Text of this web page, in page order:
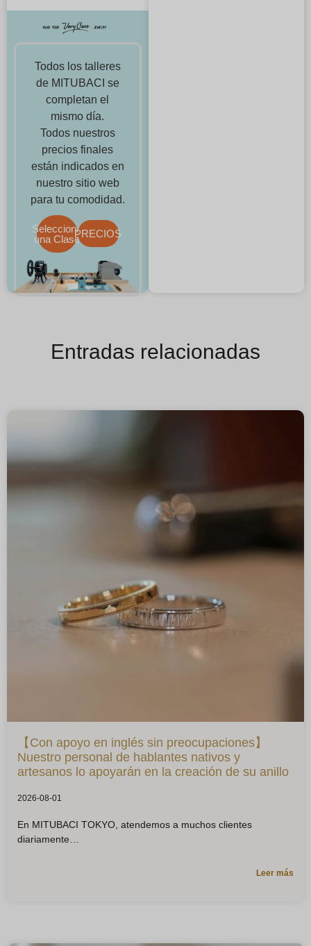
Todos los talleres
de MITUBACI se
completan el
mismo día.
Todos nuestros
precios finales
están indicados en
nuestro sitio web
para tu comodidad.
Selecciona
una ClasePRECIOS
Entradas relacionadas
【Con apoyo en inglés sin preocupaciones】
Nuestro personal de hablantes nativos y
artesanos lo apoyarán en la creación de su anillo
2026-08-01
En MITUBACI TOKYO, atendemos a muchos clientes
diariamente
Leer más